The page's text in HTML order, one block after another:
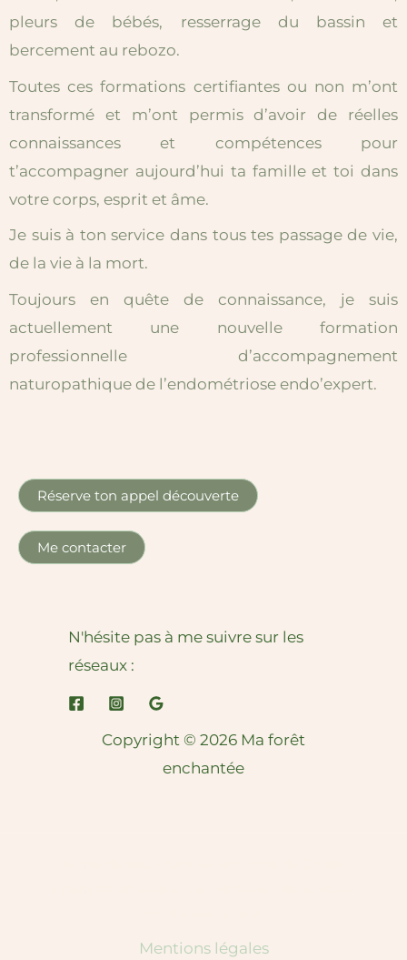
pleurs de bébés, resserrage du bassin et
bercement au rebozo.
Toutes ces formations certifiantes ou non m’ont
transformé et m’ont permis d’avoir de réelles
connaissances et compétences pour
t’accompagner aujourd’hui ta famille et toi dans
votre corps, esprit et âme.
Je suis à ton service dans tous tes passage de vie,
de la vie à la mort.
Toujours en quête de connaissance, je suis
actuellement une nouvelle formation
professionnelle d’accompagnement
naturopathique de l’endométriose endo’expert.
Réserve ton appel découverte
Me contacter
N'hésite pas à me suivre sur les
réseaux :
Copyright © 2026 Ma forêt
enchantée
Mentions légales